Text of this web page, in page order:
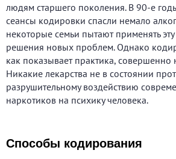
людям старшего поколения. В 90-е
сеансы кодировки спасли немало
некоторые семьи пытают применять
решения новых проблем. Однако
как показывает практика, совершенно
Никакие лекарства не в состоянии
разрушительному воздействию
наркотиков на психику человека.
Способы кодирования